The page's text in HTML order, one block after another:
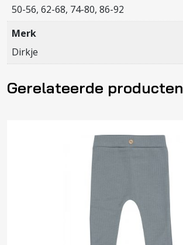
50-56, 62-68, 74-80, 86-92
Merk
Dirkje
Gerelateerde producten